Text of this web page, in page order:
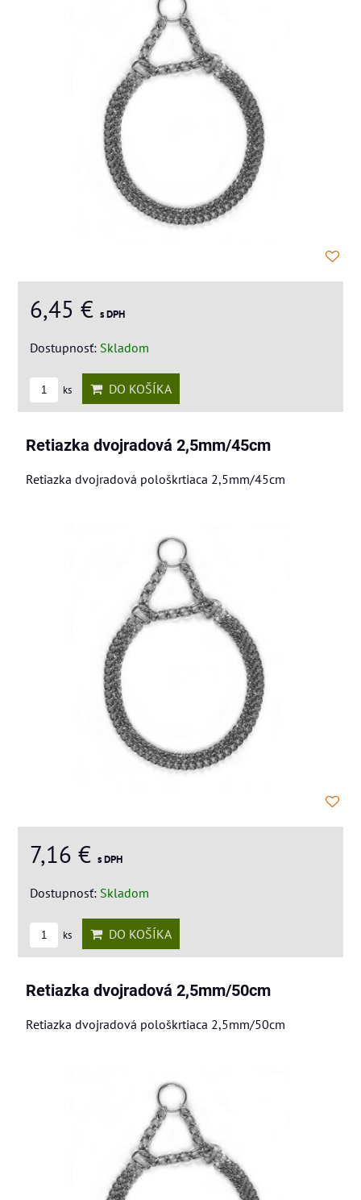
6,45 € s DPH
Dostupnosť: Skladom
ks DO KOŠÍKA
Retiazka dvojradová 2,5mm/45cm
Retiazka dvojradová pološkrtiaca 2,5mm/45cm
7,16 € s DPH
Dostupnosť: Skladom
ks DO KOŠÍKA
Retiazka dvojradová 2,5mm/50cm
Retiazka dvojradová pološkrtiaca 2,5mm/50cm